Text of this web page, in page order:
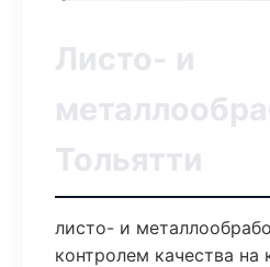
Листо- и
Тольятти
листо- и
контролем качества на